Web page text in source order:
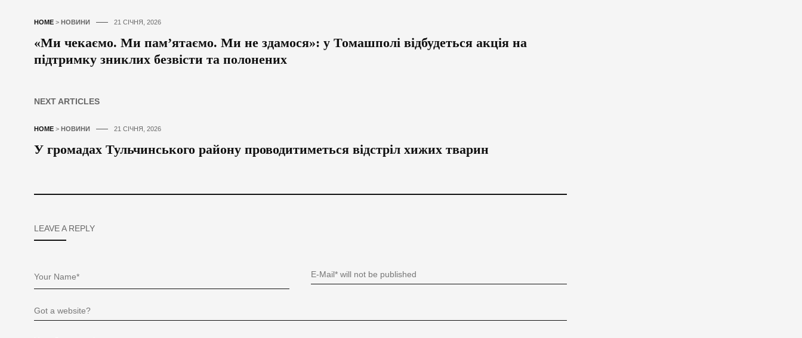
HOME > НОВИНИ 21 СІЧНЯ, 2026
«Ми чекаємо. Ми пам’ятаємо. Ми не здамося»: у Томашполі відбудеться акція на
підтримку зниклих безвісти та полонених
NEXT ARTICLES
HOME > НОВИНИ 21 СІЧНЯ, 2026
У громадах Тульчинського району проводитиметься відстріл хижих тварин
LEAVE A REPLY